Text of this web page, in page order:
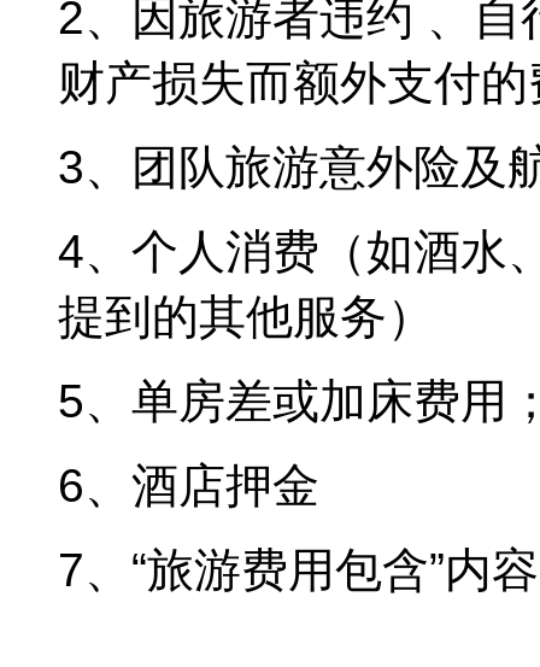
2、因旅游者违约 、
财产损失而额外支付
3、团队旅游意外险及
4、个人消费（如酒水
提到的其他服务）
5、单房差或加床费用
6、酒店押金
7、“旅游费用包含”内